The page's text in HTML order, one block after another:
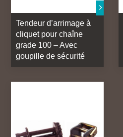
Tendeur d’arrimage à
cliquet pour chaîne
grade 100 – Avec
goupille de sécurité